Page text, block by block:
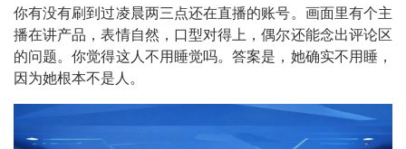
你有没有刷到过凌晨两三点还在直播的账号。画面里有个主
播在讲产品，表情自然，口型对得上，偶尔还能念出评论区
的问题。你觉得这人不用睡觉吗。答案是，她确实不用睡，
因为她根本不是人。